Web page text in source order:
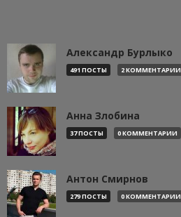
Александр Бурлыко
491 ПОСТЫ 2 КОММЕНТАРИИ
Анна Злобина
37 ПОСТЫ 0 КОММЕНТАРИИ
Антон Смирнов
279 ПОСТЫ 0 КОММЕНТАРИИ